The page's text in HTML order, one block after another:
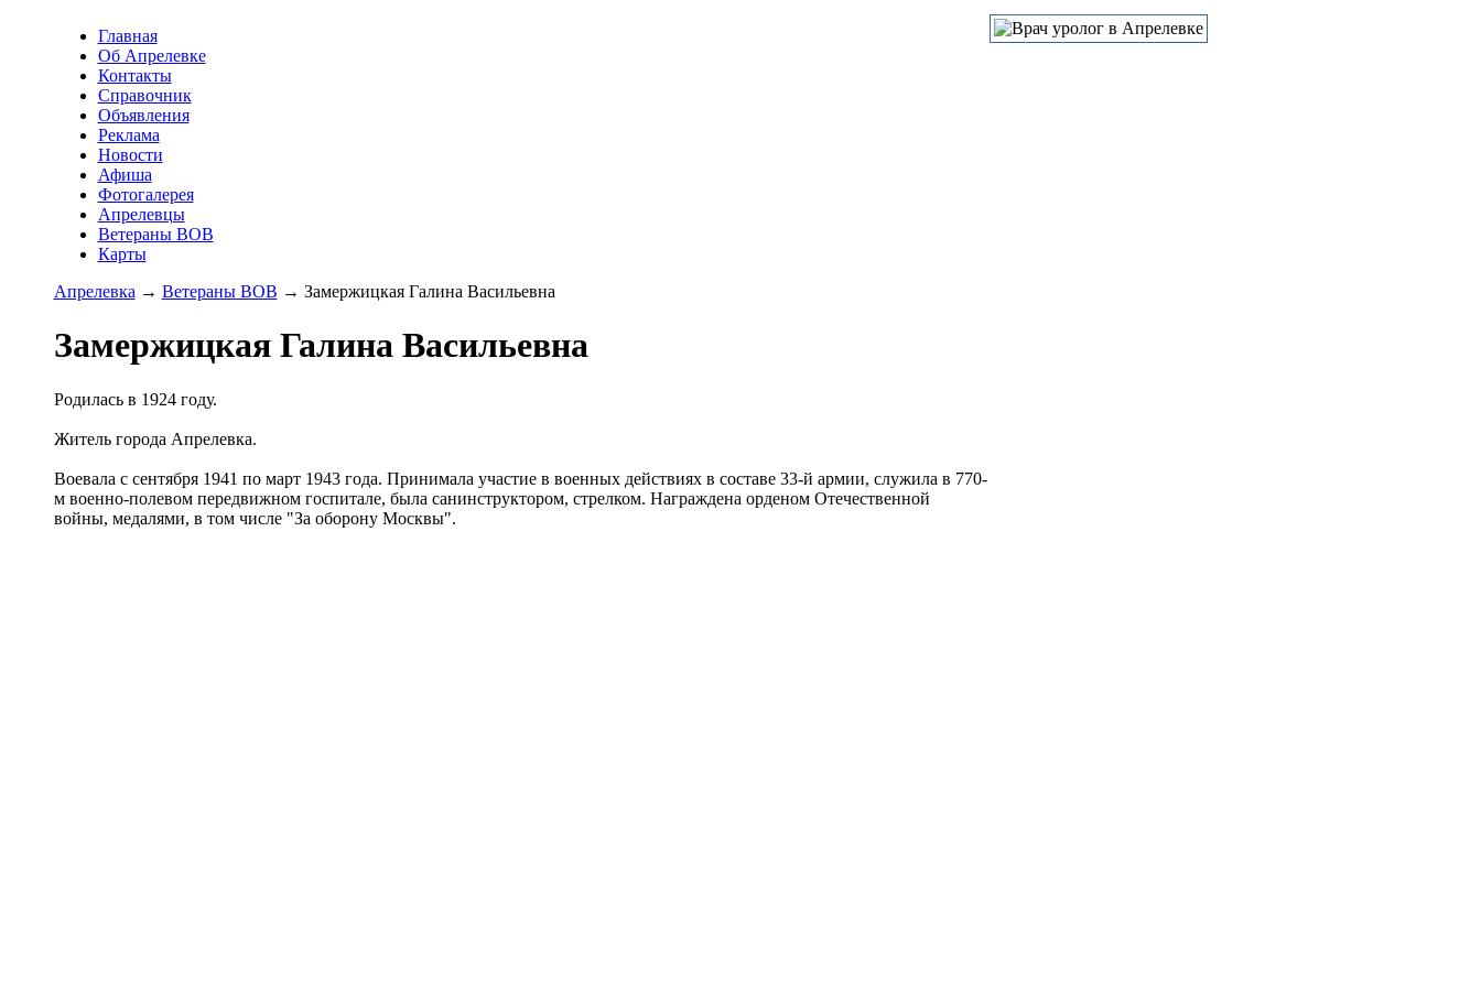
Главная
Об Апрелевке
Контакты
Справочник
Объявления
Реклама
Новости
Афиша
Фотогалерея
Апрелевцы
Ветераны ВОВ
Карты
Апрелевка → Ветераны ВОВ → Замержицкая Галина Васильевна
Замержицкая Галина Васильевна
Родилась в 1924 году.
Житель города Апрелевка.
Воевала с сентября 1941 по март 1943 года. Принимала участие в военных действиях в составе 33-й армии, служила в 770-
м военно-полевом передвижном госпитале, была санинструктором, стрелком. Награждена орденом Отечественной
войны, медалями, в том числе "За оборону Москвы".